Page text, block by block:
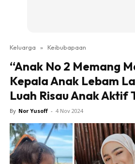
Keluarga » Keibubapaan
“Anak No 2 Memang
Kepala Anak Lebam
Luah Risau Anak Aktif
By Nor Yusoff - 4 Nov 2024